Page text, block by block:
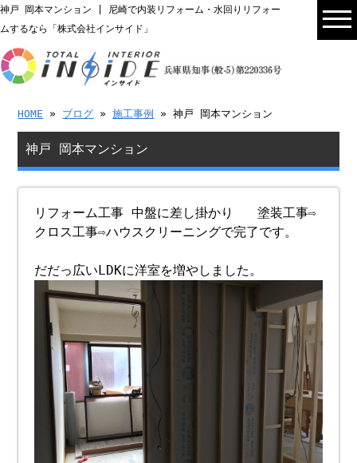
神戸 岡本マンション | 尼崎で内装リフォーム・水回りリフォー
ムするなら「株式会社インサイド」
HOME » ブログ »施工事例 » 神戸 岡本マンション
神戸 岡本マンション
リフォーム工事 中盤に差し掛かり 塗装工事⇨
クロス工事⇨ハウスクリーニングで完了です。
だだっ広いLDKに洋室を増やしました。